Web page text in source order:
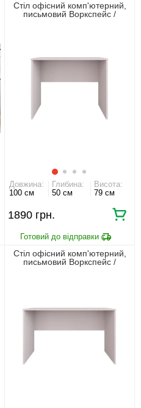
Стіл офісний комп'ютерний,
письмовий Воркспейс /
Довжина:
100 см
Глибина:
50 см
Висота:
79 см
1890
Стіл офісний комп'ютерний,
письмовий Воркспейс /